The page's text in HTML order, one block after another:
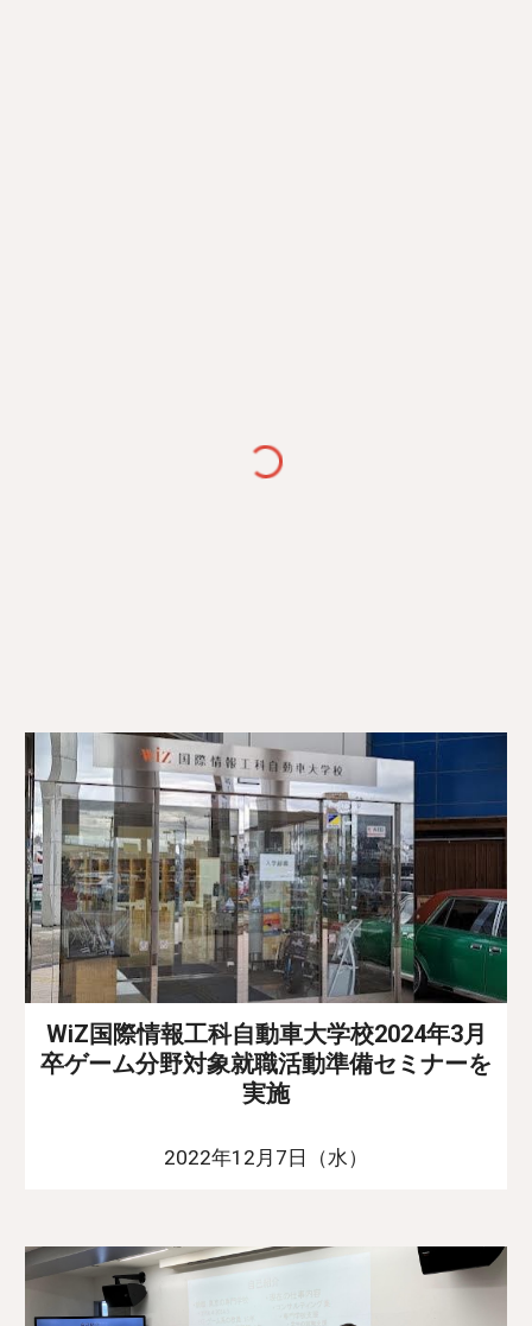
WiZ国際情報工科自動車大学校2024年3月
卒ゲーム分野対象就職活動準備セミナーを
実施
2022年12月7日（水）